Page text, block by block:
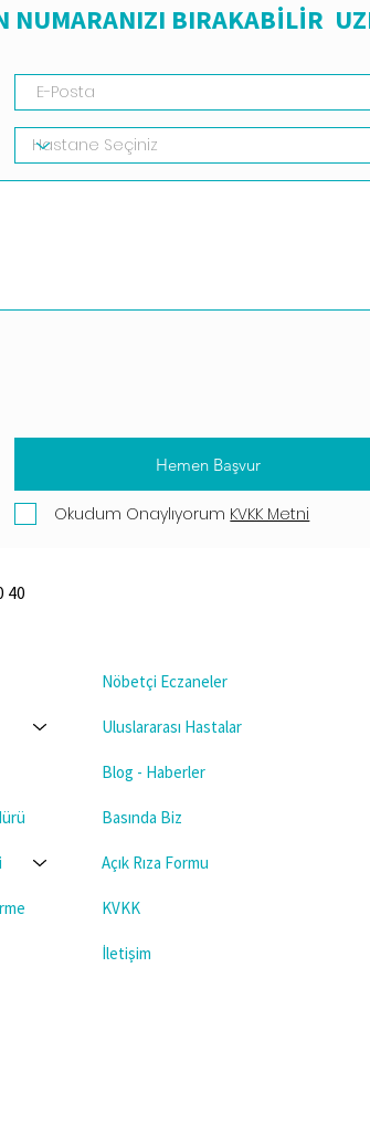
NUMARANIZI BIRAKABİLİR
Hemen Başvur
Okudum Onaylıyorum KVKK Metni
40
Nöbetçi Eczaneler
Uluslararası Hastalar
Blog - Haberler
Basında Biz
Açık Rıza Formu
KVKK
İletişim